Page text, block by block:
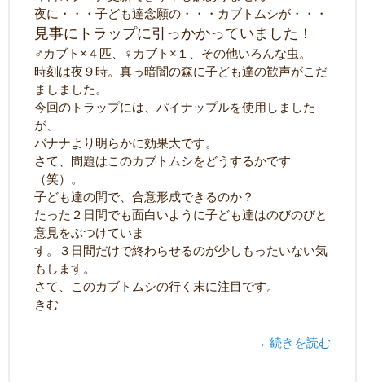
夜に・・・子ども達念願の・・・カブトムシが・・・
見事にトラップに引っかかっていました！
♂カブト×４匹、♀カブト×１、その他いろんな虫。
時刻は夜９時。真っ暗闇の森に子ども達の歓声がこだ
ましました。
今回のトラップには、パイナップルを使用しました
が、
バナナより明らかに効果大です。
さて、問題はこのカブトムシをどうするかです
（笑）。
子ども達の間で、合意形成できるのか？
たった２日間でも面白いように子ども達はのびのびと
意見をぶつけていま
す。３日間だけで終わらせるのが少しもったいない気
もします。
さて、このカブトムシの行く末に注目です。
きむ
→ 続きを読む